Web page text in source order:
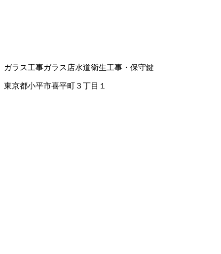
ガラス工事ガラス店水道衛生工事・保守鍵
東京都小平市喜平町３丁目１